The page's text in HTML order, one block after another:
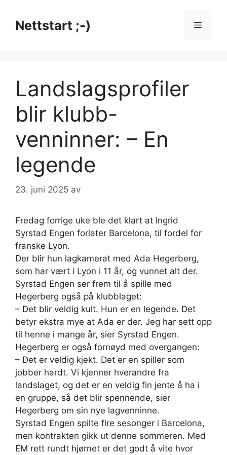
innholdNettstart ;-) Meny
Landslagsprofiler
blir klubb-
venninner: – En
legende
23. juni 2025 av
Fredag forrige uke ble det klart at Ingrid
Syrstad Engen forlater Barcelona, til fordel for
franske Lyon.
Der blir hun lagkamerat med Ada Hegerberg,
som har vært i Lyon i 11 år, og vunnet alt der.
Syrstad Engen ser frem til å spille med
Hegerberg også på klubblaget:
– Det blir veldig kult. Hun er en legende. Det
betyr ekstra mye at Ada er der. Jeg har sett opp
til henne i mange år, sier Syrstad Engen.
Hegerberg er også fornøyd med overgangen:
– Det er veldig kjekt. Det er en spiller som
jobber hardt. Vi kjenner hverandre fra
landslaget, og det er en veldig fin jente å ha i
en gruppe, så det blir spennende, sier
Hegerberg om sin nye lagvenninne.
Syrstad Engen spilte fire sesonger i Barcelona,
men kontrakten gikk ut denne sommeren. Med
EM rett rundt hjørnet er det godt å vite hvor